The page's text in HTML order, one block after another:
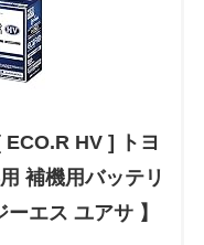
HV ] トヨ
補機用バッテリ
エス ユアサ 】